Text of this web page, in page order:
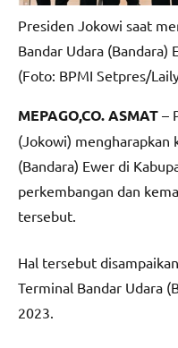
Presiden Jokowi saat
Bandar Udara (Bandara)
(Foto: BPMI Setpres/
MEPAGO,CO. ASMAT –
(Jokowi) mengharapkan
(Bandara) Ewer di
perkembangan dan
tersebut.
Hal tersebut
Terminal Bandar Udara
2023.